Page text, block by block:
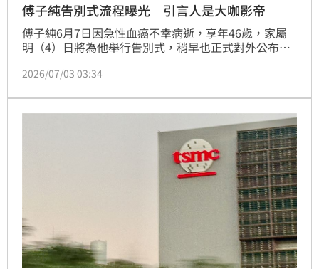
傅子純告別式流程曝光 引言人是大咖影帝
傅子純6月7日因急性血癌不幸病逝，享年46歲，家屬
明（4）日將為他舉行告別式，稍早也正式對外公布公
安順擔任引言人，兩人的深厚交情格外令人動容。宋亭
2026/07/03 03:34